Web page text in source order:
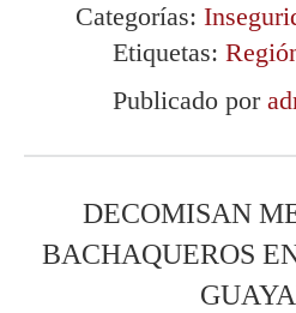
Categorías:
Etiquetas:
Publicado por
DECOMISAN
BACHAQUEROS